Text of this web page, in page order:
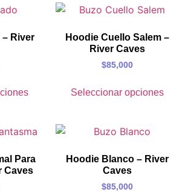
– River
Hoodie Cuello Salem –
River Caves
$85,000
Seleccionar opciones
Para
Caves
Hoodie Blanco – River
Caves
$85,000